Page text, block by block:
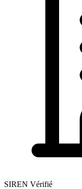
SIREN Vérifié